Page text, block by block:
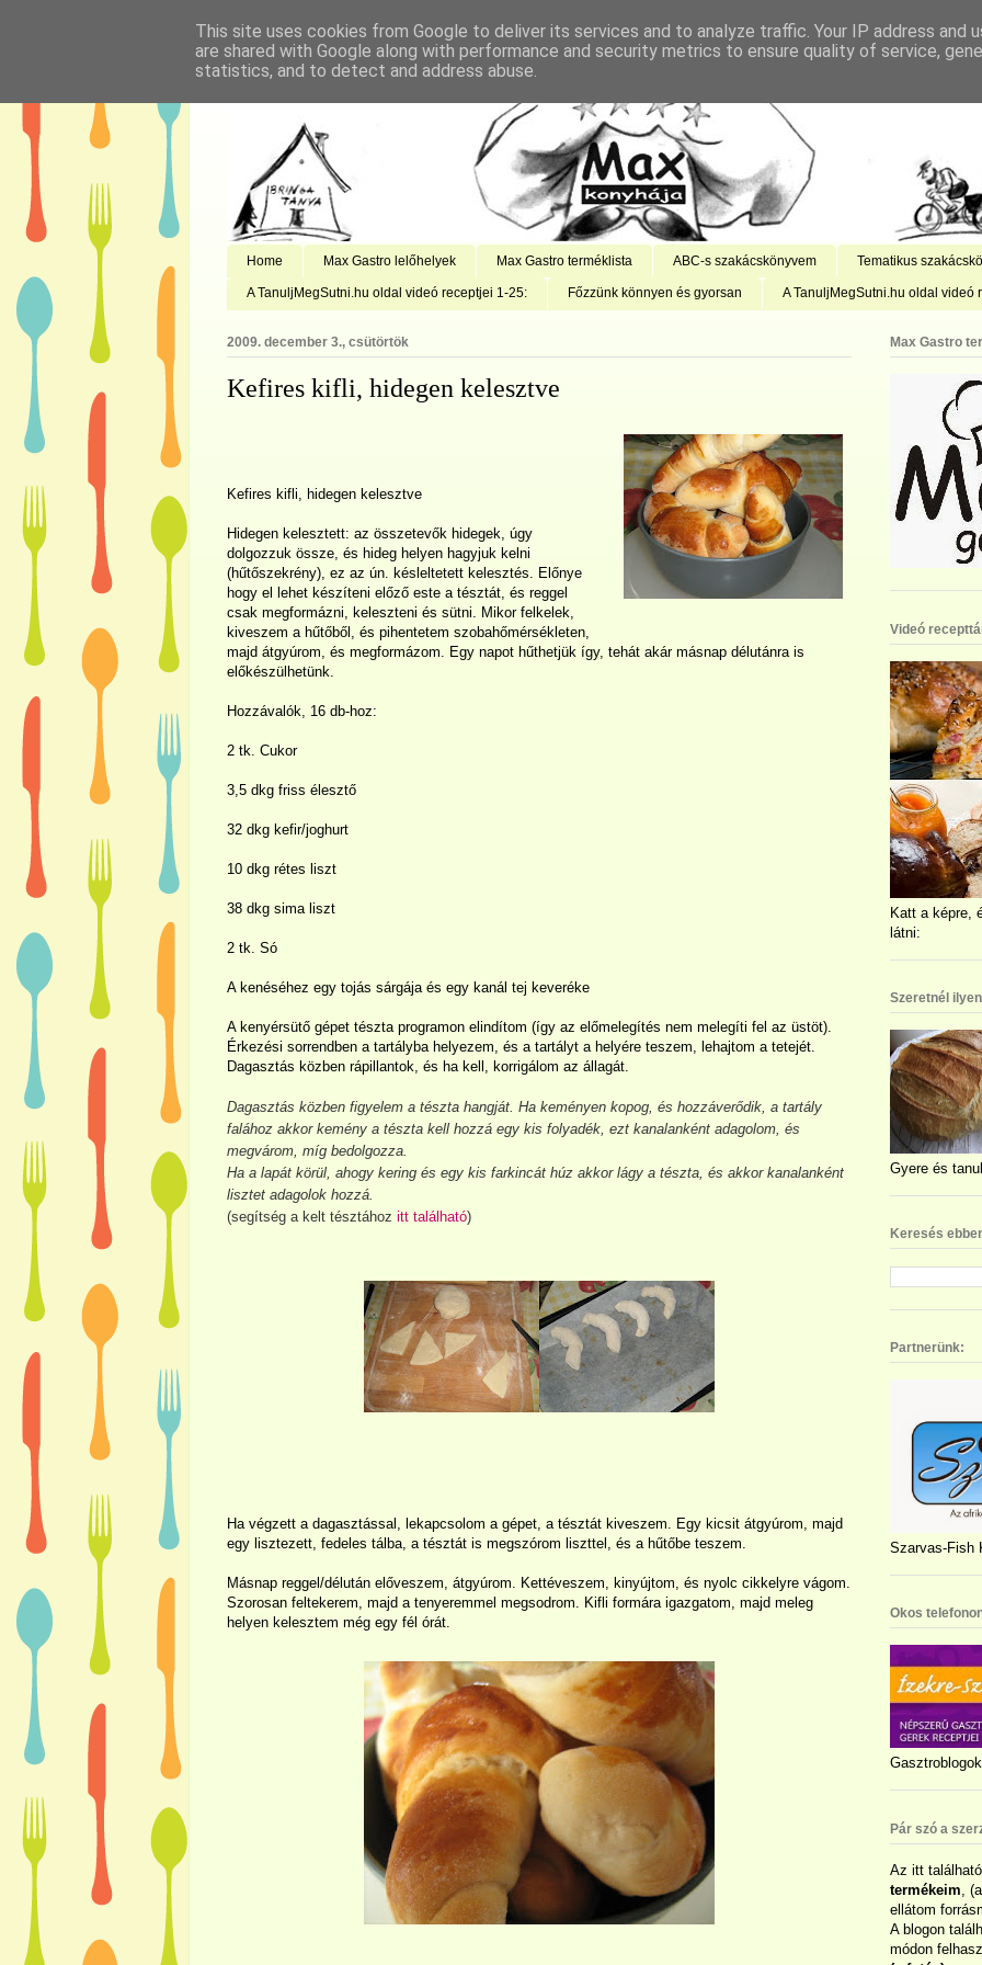
Home Max Gastro lelőhelyek Max Gastro terméklista ABC-s szakácskönyvem Tematikus
A TanuljMegSutni.hu oldal videó receptjei 1-25: Főzzünk könnyen és gyorsan A TanuljMegSutni.hu oldal videó
2009. december 3., csütörtök
Kefires kifli, hidegen kelesztve
Kefires kifli, hidegen kelesztve
Hidegen kelesztett: az összetevők hidegek, úgy
dolgozzuk össze, és hideg helyen hagyjuk kelni
(hűtőszekrény), ez az ún. késleltetett kelesztés. Előnye
hogy el lehet készíteni előző este a tésztát, és reggel
csak megformázni, keleszteni és sütni. Mikor felkelek,
kiveszem a hűtőből, és pihentetem szobahőmérsékleten,
majd átgyúrom, és megformázom. Egy napot hűthetjük így, tehát akár másnap délutánra is
előkészülhetünk.
Hozzávalók, 16 db-hoz:
2 tk. Cukor
3,5 dkg friss élesztő
32 dkg kefir/joghurt
10 dkg rétes liszt
38 dkg sima liszt
2 tk. Só
A kenéséhez egy tojás sárgája és egy kanál tej keveréke
A kenyérsütő gépet tészta programon elindítom (így az előmelegítés nem melegíti fel az üstöt).
Érkezési sorrendben a tartályba helyezem, és a tartályt a helyére teszem, lehajtom a tetejét.
Dagasztás közben rápillantok, és ha kell, korrigálom az állagát.
Dagasztás közben figyelem a tészta hangját. Ha keményen kopog, és hozzáverődik, a tartály
falához akkor kemény a tészta kell hozzá egy kis folyadék, ezt kanalanként adagolom, és
megvárom, míg bedolgozza.
Ha a lapát körül, ahogy kering és egy kis farkincát húz akkor lágy a tészta, és akkor kanalanként
lisztet adagolok hozzá.
(segítség a kelt tésztához itt található)
Ha végzett a dagasztással, lekapcsolom a gépet, a tésztát kiveszem. Egy kicsit átgyúrom, majd
egy lisztezett, fedeles tálba, a tésztát is megszórom liszttel, és a hűtőbe teszem.
Másnap reggel/délután előveszem, átgyúrom. Kettéveszem, kinyújtom, és nyolc cikkelyre vágom.
Szorosan feltekerem, majd a tenyeremmel megsodrom. Kifli formára igazgatom, majd meleg
helyen kelesztem még egy fél órát.
Max Gastro
Videó
Katt a képre,
látni:
Szeretnél
Gyere és
Keresés
Partnerünk:
Szarvas-Fish
Okos
Pár szó a
Az itt
termékeim ,
ellátom
A blogon
módon
This site uses cookies from Google to deliver its services and to analyze traffic. Your IP address and
are shared with Google along with performance and security metrics to ensure quality of service,
statistics, and to detect and address abuse.